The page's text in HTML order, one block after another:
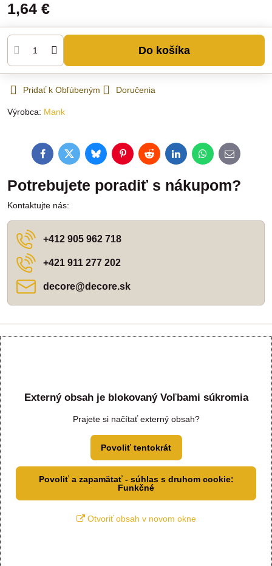
1,64 €
Do košíka
Pridať k Obľúbeným Doručenia
Výrobca: Mank
FacebookTwitterBlueskyPinterestRedditLinkedInWhatsApp
E-
mail
Potrebujete poradiť s nákupom?
Kontaktujte nás:
+412 905 962 718
+421 911 277 202
decore​@decore​.sk
Externý obsah je blokovaný Voľbami súkromia
Prajete si načítať externý obsah?
Povoliť tentokrát
Povoliť a zapamätať - súhlas s druhom cookie:
Funkčné
Otvoriť obsah v novom okne